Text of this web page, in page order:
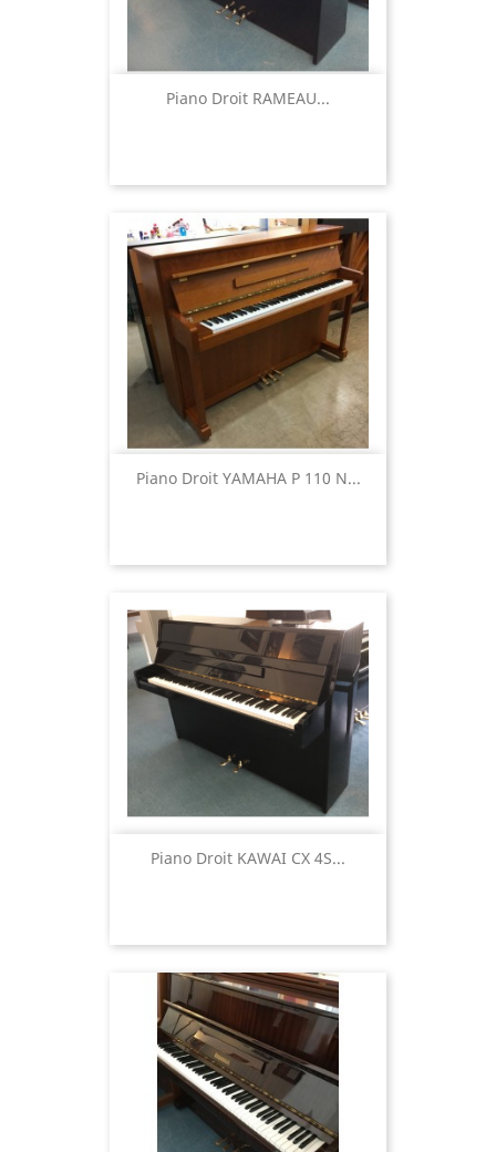
Piano Droit RAMEAU...
Piano Droit YAMAHA P 110 N...
Piano Droit KAWAI CX 4S...